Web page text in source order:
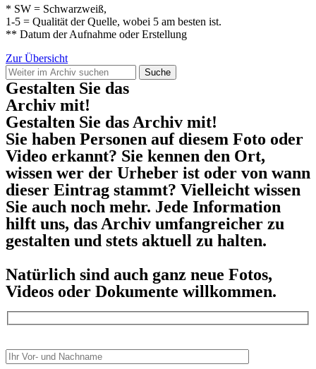
* SW = Schwarzweiß,
1-5 = Qualität der Quelle, wobei 5 am besten ist.
** Datum der Aufnahme oder Erstellung
Zur Übersicht
Suche
Gestalten Sie das
Archiv mit!
Gestalten Sie das Archiv mit!
Sie haben Personen auf diesem Foto oder
Video erkannt? Sie kennen den Ort,
wissen wer der Urheber ist oder von wann
dieser Eintrag stammt? Vielleicht wissen
Sie auch noch mehr. Jede Information
hilft uns, das Archiv umfangreicher zu
gestalten und stets aktuell zu halten.
Natürlich sind auch ganz neue Fotos,
Videos oder Dokumente willkommen.